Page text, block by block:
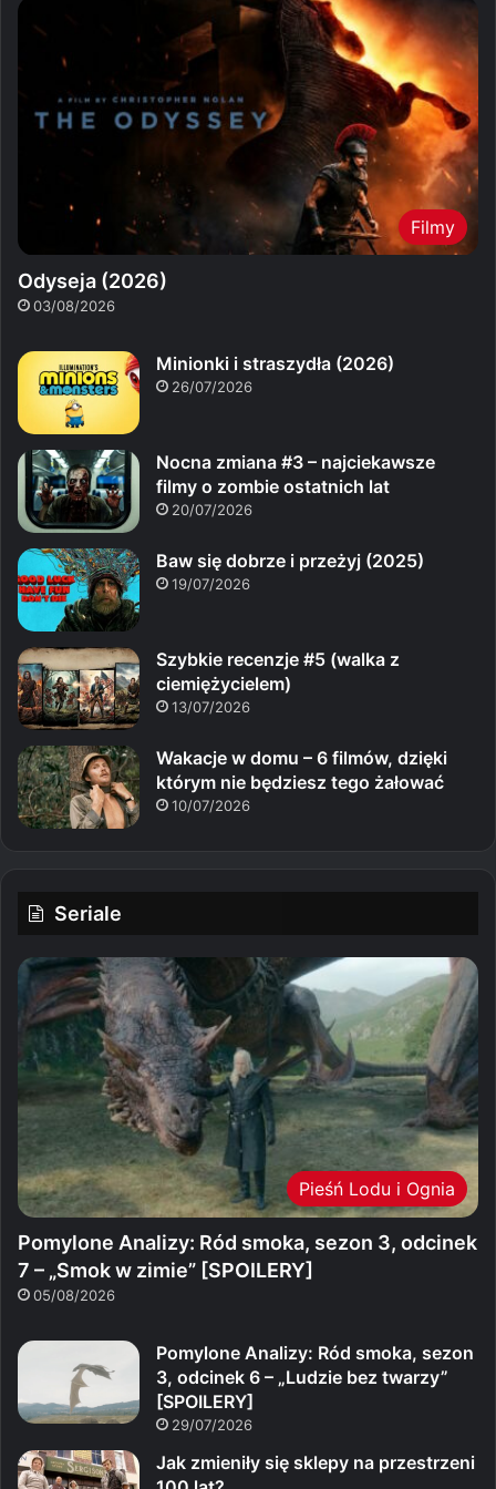
Filmy
Odyseja (2026)
03/08/2026
Minionki i straszydła (2026)
26/07/2026
Nocna zmiana #3 – najciekawsze
filmy o zombie ostatnich lat
20/07/2026
Baw się dobrze i przeżyj (2025)
19/07/2026
Szybkie recenzje #5 (walka z
ciemiężycielem)
13/07/2026
Wakacje w domu – 6 filmów, dzięki
którym nie będziesz tego żałować
10/07/2026
Seriale
Pieśń Lodu i Ognia
Pomylone Analizy: Ród smoka, sezon 3, odcinek
7 – „Smok w zimie” [SPOILERY]
05/08/2026
Pomylone Analizy: Ród smoka, sezon
3, odcinek 6 – „Ludzie bez twarzy”
[SPOILERY]
29/07/2026
Jak zmieniły się sklepy na przestrzeni